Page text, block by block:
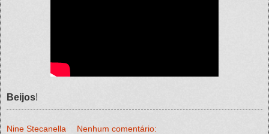
Beijos!
Nine Stecanella Nenhum comentário: